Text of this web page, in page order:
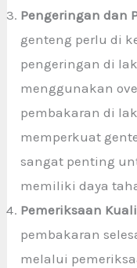
Pengeringan dan
genteng perlu di
pengeringan di
menggunakan
pembakaran di
memperkuat
sangat penting
memiliki daya
Pemeriksaan
pembakaran
melalui